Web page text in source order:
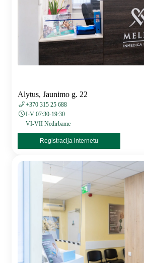
Alytus, Jaunimo g. 22
+370 315 25 688
I-V 07:30-19:30
VI-VII Nedirbame
Registracija internetu